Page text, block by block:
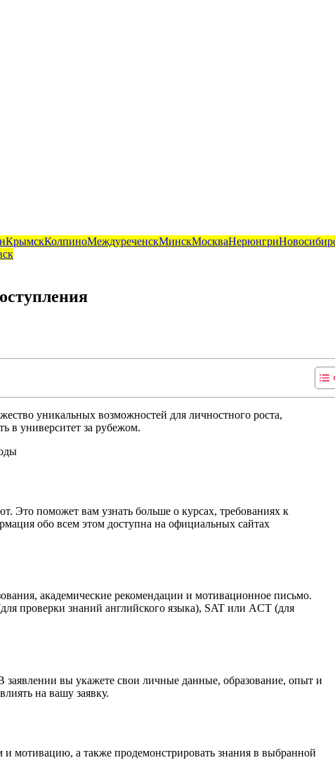
КрымскКолпиноМеждуреченскМинскМоскваНерюнгри
уникальных возможностей для личностного роста,
в университет за рубежом.
Это поможет вам узнать больше о курсах, требованиях к
обо всем этом доступна на официальных сайтах
академические рекомендации и мотивационное письмо.
проверки знаний английского языка), SAT или ACT (для
вы укажете свои личные данные, образование, опыт и
на вашу заявку.
и мотивацию, а также продемонстрировать знания в выбранной